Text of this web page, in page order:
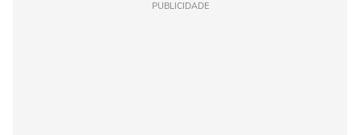
PUBLICIDADE